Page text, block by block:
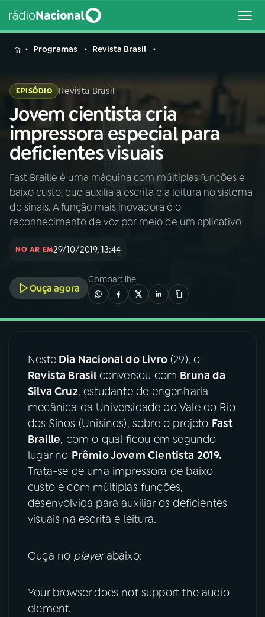
MENU
Buscar
na
Rádio
Nacional
Buscar
AO VIVO
INÍCIO
02A RÁDIO
03PROGRAMAÇÃO
05PODCASTS
06VIDEOCASTS
ÚLTIMAS
08FESTIVAL DE MÚSICA
ACOMPANHE A RÁDIO NACIONAL
YouTube
TikTok
Programas Revista Brasil
EPISÓDIO Revista Brasil
Jovem cientista cria
impressora especial para
deficientes visuais
Fast Braille é uma máquina com múltiplas funções e
baixo custo, que auxilia a escrita e a leitura no sistema
de sinais. A função mais inovadora é o
reconhecimento de voz por meio de um aplicativo
NO AR EM29/10/2019, 13:44
Ouça agora
Compartilhe
NesteDia Nacional do Livro(29), o
Revista Brasil conversou com Bruna da
Silva Cruz, estudante de engenharia
mecânica da Universidade do Vale do Rio
dos Sinos (Unisinos), sobre o projeto Fast
Braille, com o qual ficou em segundo
lugar no Prêmio Jovem Cientista 2019.
Trata-se de uma impressora de baixo
custo e com múltiplas funções,
desenvolvida para auxiliar os deficientes
visuais na escrita e leitura.
Ouça no playerabaixo:
Your browser does not support the audio
element.